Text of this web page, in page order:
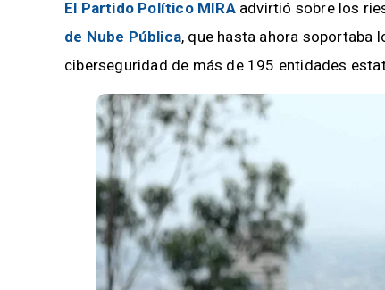
El Partido Político MIRAadvirtió sobre los
de Nube Pública, que hasta ahora soportaba
ciberseguridad de más de 195 entidades